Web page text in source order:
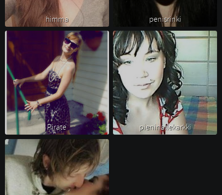
himma penisrinki
Pirate pieninallekarkki